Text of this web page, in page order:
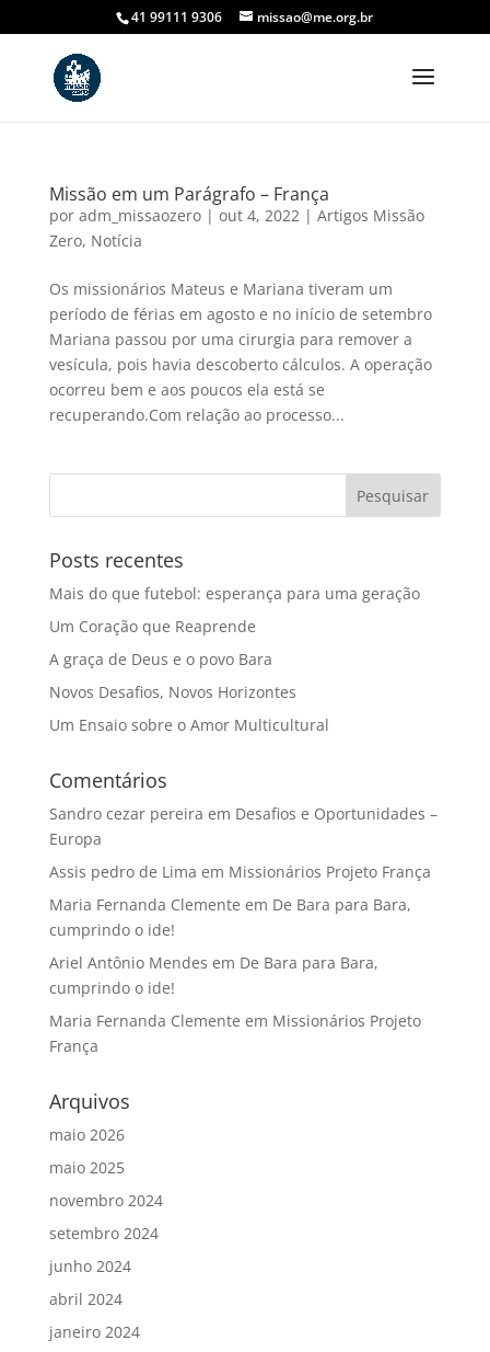
41 99111 9306 missao@me.org.br
Missão em um Parágrafo – França
por adm_missaozero| out 4, 2022| Artigos Missão
Zero, Notícia
Os missionários Mateus e Mariana tiveram um
período de férias em agosto e no início de setembro
Mariana passou por uma cirurgia para remover a
vesícula, pois havia descoberto cálculos. A operação
ocorreu bem e aos poucos ela está se
recuperando.Com relação ao processo...
Posts recentes
Mais do que futebol: esperança para uma geração
Um Coração que Reaprende
A graça de Deus e o povo Bara
Novos Desafios, Novos Horizontes
Um Ensaio sobre o Amor Multicultural
Comentários
Sandro cezar pereira em Desafios e Oportunidades –
Europa
Assis pedro de Lima em Missionários Projeto França
Maria Fernanda Clemente em De Bara para Bara,
cumprindo o ide!
Ariel Antônio Mendes em De Bara para Bara,
cumprindo o ide!
Maria Fernanda Clemente em Missionários Projeto
França
Arquivos
maio 2026
maio 2025
novembro 2024
setembro 2024
junho 2024
abril 2024
janeiro 2024